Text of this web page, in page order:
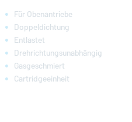
Für Obenantriebe
Doppeldichtung
Entlastet
Drehrichtungsunabhängig
Gasgeschmiert
Cartridgeeinheit